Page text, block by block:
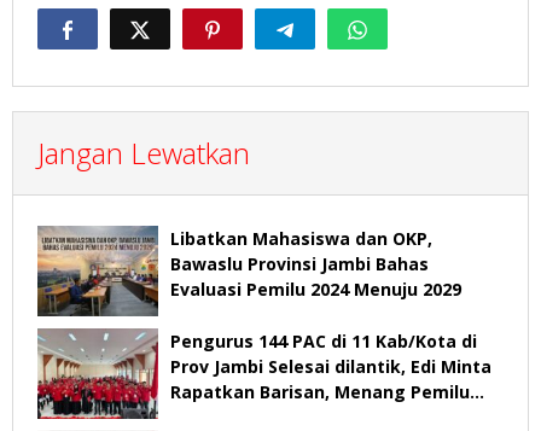
Jangan Lewatkan
Libatkan Mahasiswa dan OKP,
Bawaslu Provinsi Jambi Bahas
Evaluasi Pemilu 2024 Menuju 2029
Pengurus 144 PAC di 11 Kab/Kota di
Prov Jambi Selesai dilantik, Edi Minta
Rapatkan Barisan, Menang Pemilu